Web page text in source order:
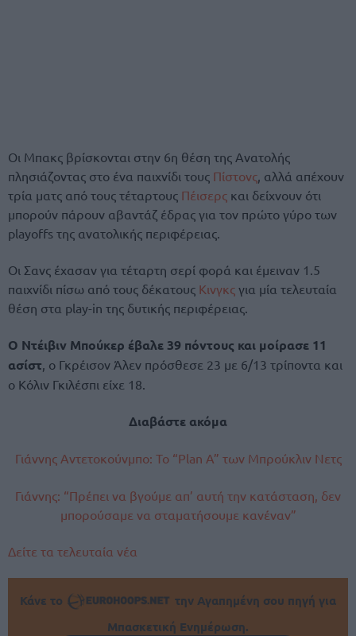
Οι Μπακς βρίσκονται στην 6η θέση της Ανατολής
πλησιάζοντας στο ένα παιχνίδι τους Πίστονς , αλλά απέχουν
τρία ματς από τους τέταρτους Πέισερς και δείχνουν ότι
μπορούν πάρουν αβαντάζ έδρας για τον πρώτο γύρο των
playoffs της ανατολικής περιφέρειας.
Οι Σανς έχασαν για τέταρτη σερί φορά και έμειναν 1.5
παιχνίδι πίσω από τους δέκατους Κινγκς για μία τελευταία
θέση στα play-in της δυτικής περιφέρειας.
Ο Ντέιβιν Μπούκερ έβαλε 39 πόντους και μοίρασε 11
ασίστ, ο Γκρέισον Άλεν πρόσθεσε 23 με 6/13 τρίποντα και
ο Κόλιν Γκιλέσπι είχε 18.
Διαβάστε ακόμα
Γιάννης Αντετοκούνμπο: Το “Plan A” των Μπρούκλιν Νετς
Γιάννης: “Πρέπει να βγούμε απ’ αυτή την κατάσταση, δεν
μπορούσαμε να σταματήσουμε κανέναν”
Δείτε τα τελευταία νέα
Κάνε το
την Αγαπημένη σου πηγή για
Μπασκετική Ενημέρωση.